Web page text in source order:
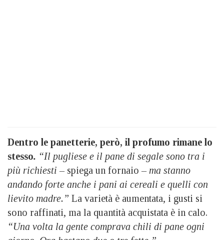
Dentro le panetterie, però, il profumo rimane lo
stesso. “Il pugliese e il pane di segale sono tra i
più richiesti – spiega un fornaio – ma stanno
andando forte anche i pani ai cereali e quelli con
lievito madre.” La varietà è aumentata, i gusti si
sono raffinati, ma la quantità acquistata è in calo.
“Una volta la gente comprava chili di pane ogni